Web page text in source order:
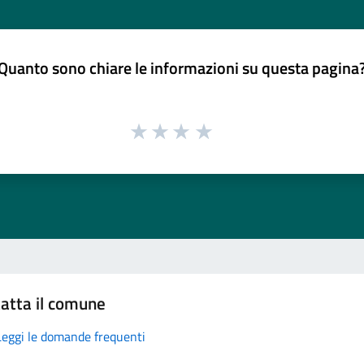
sono chiare le informazioni su questa
il comune
le domande frequenti